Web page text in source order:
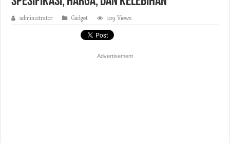
administrator Gadget 109 Views
Advertisement